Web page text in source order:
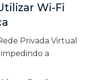
Wi-Fi
Privada Virtual
a